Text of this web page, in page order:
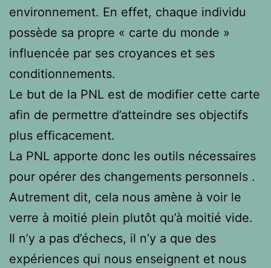
environnement. En effet, chaque individu
possède sa propre « carte du monde »
influencée par ses croyances et ses
conditionnements.
Le but de la PNL est de modifier cette carte
afin de permettre d’atteindre ses objectifs
plus efficacement.
La PNL apporte donc les outils nécessaires
pour opérer des changements personnels .
Autrement dit, cela nous amène à voir le
verre à moitié plein plutôt qu’à moitié vide.
Il n’y a pas d’échecs, il n’y a que des
expériences qui nous enseignent et nous